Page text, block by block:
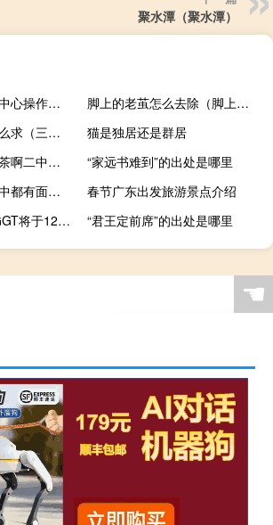
聚水潭（聚水潭）
台州大隈高速加工中心操作培训 体重单位g是多少斤
脚上的老茧怎么去除（脚上的老茧怎么去除）
直角三角形的高怎么求（三角形的高怎么求）
猫是独居还是群居
光线传媒：源于《茶啊二中》营业收入区间约为8,500万元至1亿元
“家远书难到”的出处是哪里
在职专业硕士复试中都有面试吗
春节广东出发旅游景点介绍
梅赛德斯奔驰AMGGT将于12月发布详细介绍
“君王定前席”的出处是哪里
☚